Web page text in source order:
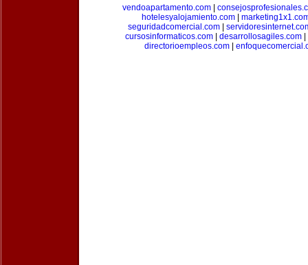
vendoapartamento.com
hotelesyalojamiento.com|
seguridadcomercial.com|
cursosinformaticos.com
desarrollosagiles.com
directorioempleos.com